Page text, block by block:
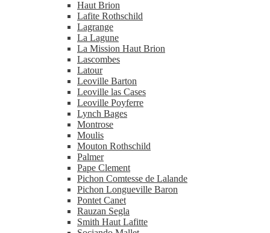
Haut Brion
Lafite Rothschild
Lagrange
La Lagune
La Mission Haut Brion
Lascombes
Latour
Leoville Barton
Leoville las Cases
Leoville Poyferre
Lynch Bages
Montrose
Moulis
Mouton Rothschild
Palmer
Pape Clement
Pichon Comtesse de Lalande
Pichon Longueville Baron
Pontet Canet
Rauzan Segla
Smith Haut Lafitte